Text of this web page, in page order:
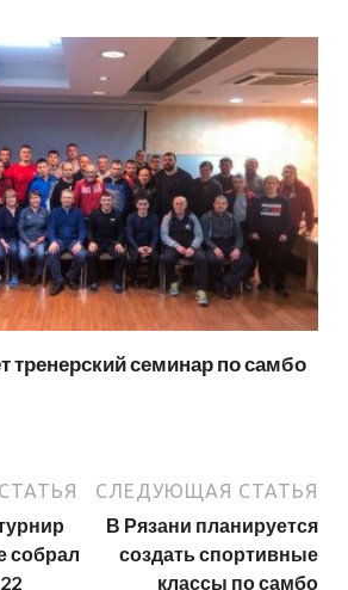
тренерский семинар по самбо
собрал
СЛЕДУЮЩАЯ СТАТЬЯ
В Рязани планируется
создать спортивные
классы по самбо